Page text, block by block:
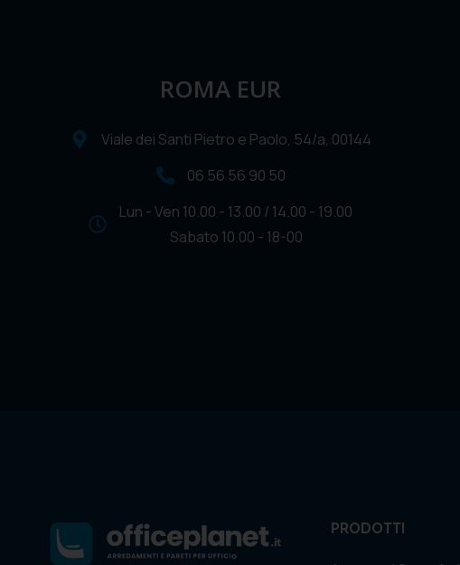
ROMA EUR
Viale dei Santi Pietro e Paolo, 54/a, 00144
06 56 56 90 50
Lun - Ven 10.00 - 13.00 / 14.00 - 19.00
Sabato 10.00 - 18-00
PRODOTTI